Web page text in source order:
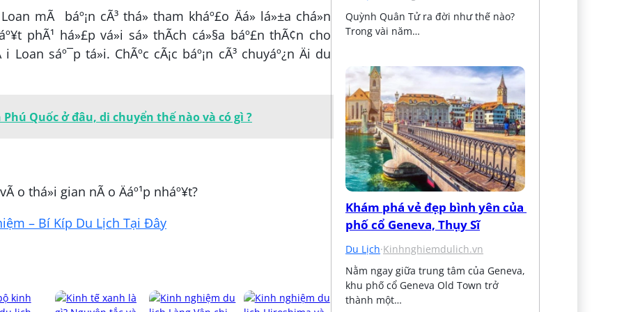
mÃ báº¡n cÃ³ thá» tham kháº£o Äá» lá»±a chá»n
phÃ¹ há»£p vá»i sá» thÃ­ch cá»§a báº£n thÃ¢n cho
sáº¯p tá»i. ChÃºc cÃ¡c báº¡n cÃ³ chuyáº¿n Äi du
Quốc ở đâu, di chuyển thế nào và có gì ?
o thá»i gian nÃ o Äáº¹p nháº¥t?
– Bí Kíp Du Lịch Tại Đây
Quỳnh Quân Tử ra đời như thế nào?
Trong vài năm…
Khám phá vẻ đẹp bình yên của
phố cổ Geneva, Thụy Sĩ
Du Lịch·Kinhnghiemdulich.vn
Nằm ngay giữa trung tâm của Geneva,
khu phố cổ Geneva Old Town trở
thành một…